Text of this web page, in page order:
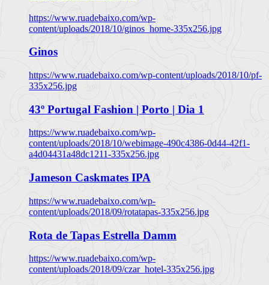
https://www.ruadebaixo.com/wp-
content/uploads/2018/10/ginos_home-335x256.jpg
Ginos
https://www.ruadebaixo.com/wp-content/uploads/2018/10/pf-
335x256.jpg
43º Portugal Fashion | Porto | Dia 1
https://www.ruadebaixo.com/wp-
content/uploads/2018/10/webimage-490c4386-0d44-42f1-
a4d04431a48dc1211-335x256.jpg
Jameson Caskmates IPA
https://www.ruadebaixo.com/wp-
content/uploads/2018/09/rotatapas-335x256.jpg
Rota de Tapas Estrella Damm
https://www.ruadebaixo.com/wp-
content/uploads/2018/09/czar_hotel-335x256.jpg